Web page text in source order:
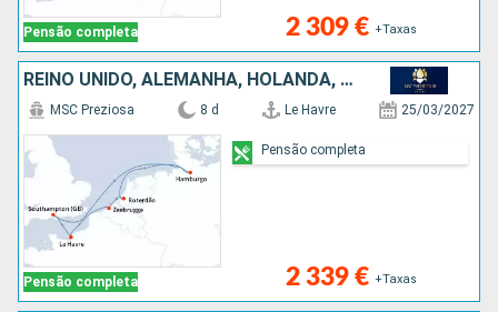
Pensão completa 2 309 € +Taxas
REINO UNIDO, ALEMANHA, HOLANDA, BÉLGICA, FRANÇA
Pensão completa
MSC Preziosa 8 d Le Havre 25/03/2027
2 339 € +Taxas
Pensão completa